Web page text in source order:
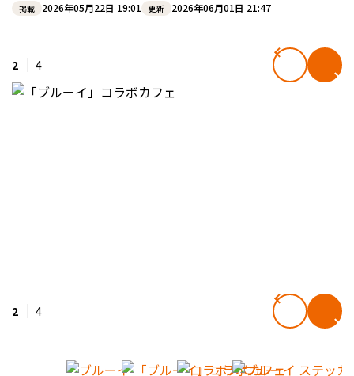
掲載 2026年05月22日 19:01 更新 2026年06月01日 21:47
2 4
2 4